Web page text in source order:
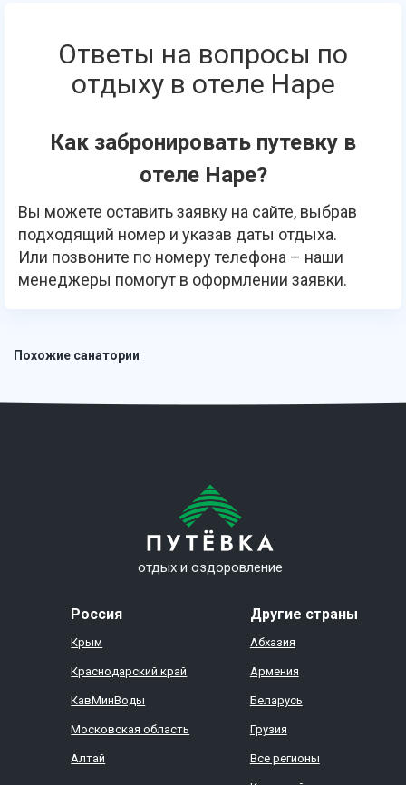
Ответы на вопросы по
отдыху в отеле Наре
Как забронировать путевку в
отеле Наре?
Вы можете оставить заявку на сайте, выбрав
подходящий номер и указав даты отдыха.
Или позвоните по номеру телефона – наши
менеджеры помогут в оформлении заявки.
Похожие санатории
отдых и оздоровление
Россия
Крым
Краснодарский край
КавМинВоды
Московская область
Алтай
Другие страны
Абхазия
Армения
Беларусь
Грузия
Все регионы